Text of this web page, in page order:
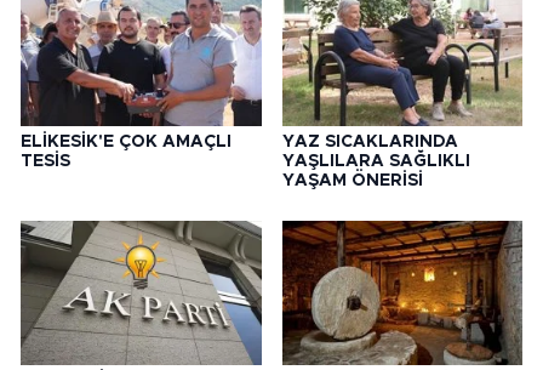
ELİKESİK'E ÇOK AMAÇLI
TESİS
YAZ SICAKLARINDA
YAŞLILARA SAĞLIKLI
YAŞAM ÖNERİSİ